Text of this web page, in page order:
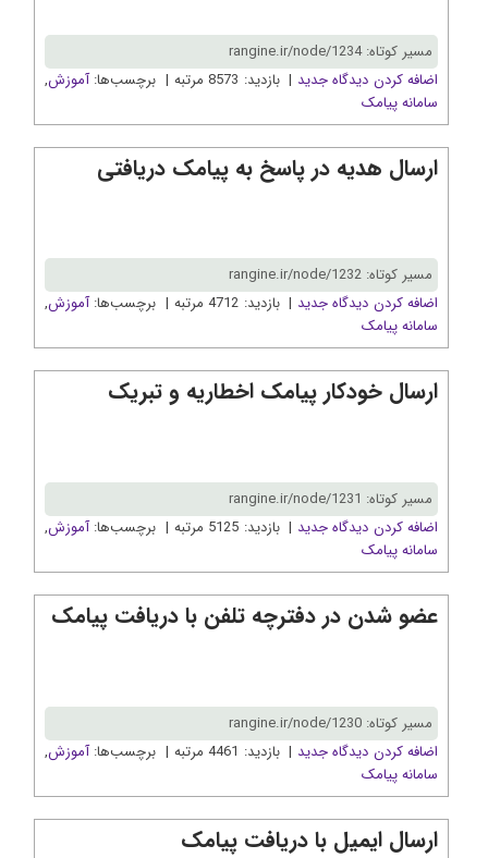
مسیر کوتاه: rangine.ir/node/1234
اضافه کردن دیدگاه جدید | بازدید: 8573 مرتبه | برچسب‌ها: آموزش,
سامانه پیامک
ارسال هدیه در پاسخ به پیامک دریافتی
مسیر کوتاه: rangine.ir/node/1232
اضافه کردن دیدگاه جدید | بازدید: 4712 مرتبه | برچسب‌ها: آموزش,
سامانه پیامک
ارسال خودکار پیامک اخطاریه و تبریک
مسیر کوتاه: rangine.ir/node/1231
اضافه کردن دیدگاه جدید | بازدید: 5125 مرتبه | برچسب‌ها: آموزش,
سامانه پیامک
عضو شدن در دفترچه تلفن با دریافت پیامک
مسیر کوتاه: rangine.ir/node/1230
اضافه کردن دیدگاه جدید | بازدید: 4461 مرتبه | برچسب‌ها: آموزش,
سامانه پیامک
ارسال ایمیل با دریافت پیامک